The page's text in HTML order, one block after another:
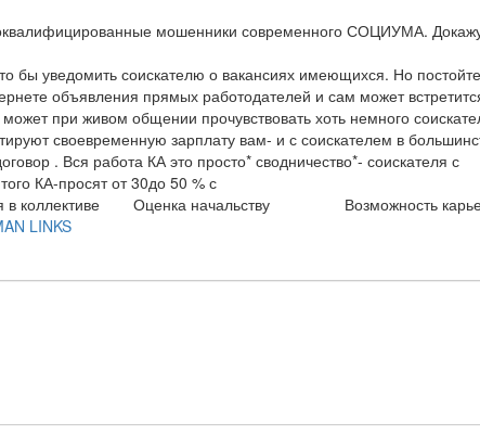
мошенники современного СОЦИУМА.
бы уведомить соискателю о вакансиях имеющихся. Но постойте
объявления прямых работодателей и сам может
при живом общении прочувствовать хоть немного
своевременную зарплату вам- и с соискателем в
. Вся работа КА это просто* сводничество*- соискателя с
КА-просят от 30до 50 % с
коллективе Оценка начальству
Возможность
LINKS